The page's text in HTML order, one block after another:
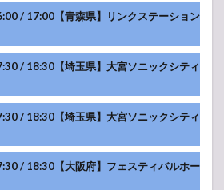
/ 17:00【青森県】リンクステーション
/ 18:30【埼玉県】大宮ソニックシティ
/ 18:30【埼玉県】大宮ソニックシティ
/ 18:30【大阪府】フェスティバルホー